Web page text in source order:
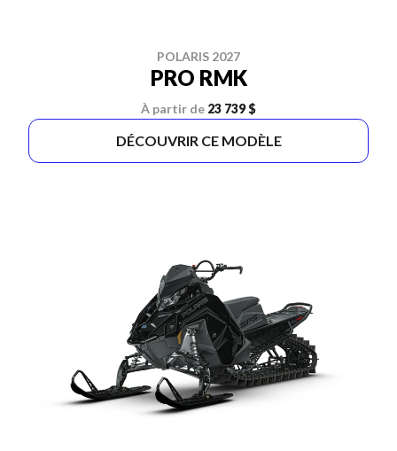
POLARIS 2027
PRO RMK
À partir de 23 739 $
DÉCOUVRIR CE MODÈLE